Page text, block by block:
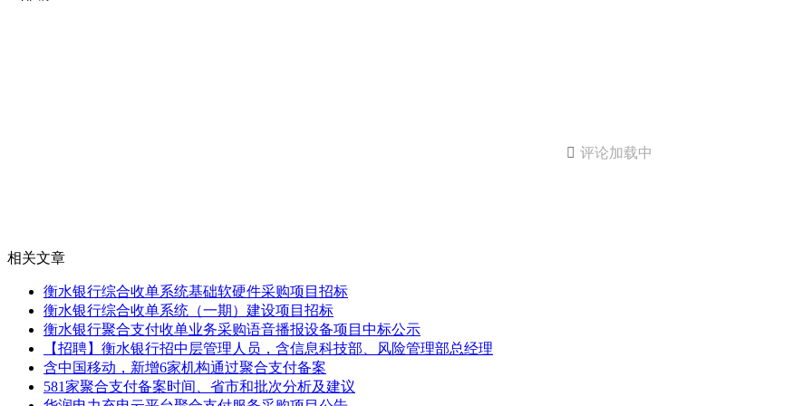
 评论加载中
相关文章
衡水银行综合收单系统基础软硬件采购项目招标
衡水银行综合收单系统（一期）建设项目招标
衡水银行聚合支付收单业务采购语音播报设备项目中标公示
【招聘】衡水银行招中层管理人员，含信息科技部、风险管理部总经理
含中国移动，新增6家机构通过聚合支付备案
581家聚合支付备案时间、省市和批次分析及建议